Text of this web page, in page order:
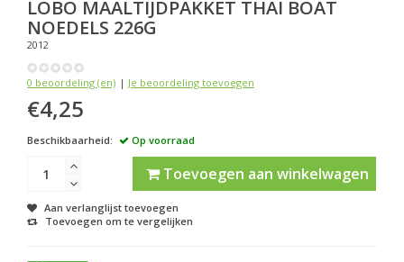
LOBO MAALTIJDPAKKET THAI BOAT
NOEDELS 226G
2012
0 beoordeling (en) | Je beoordeling toevoegen
€4,25
Beschikbaarheid: Op voorraad
Toevoegen aan winkelwagen
Aan verlanglijst toevoegen
Toevoegen om te vergelijken